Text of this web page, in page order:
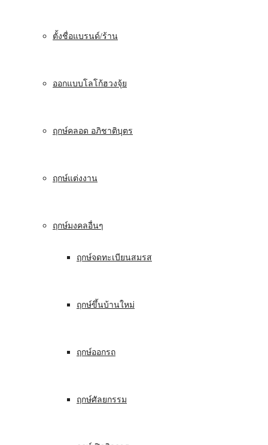
ตั้งชื่อแบรนด์/ร้าน
ออกแบบโลโก้ฮวงจุ้ย
ฤกษ์คลอด อภิชาติบุตร
ฤกษ์แต่งงาน
ฤกษ์มงคลอื่นๆ
ฤกษ์จดทะเบียนสมรส
ฤกษ์ขึ้นบ้านใหม่
ฤกษ์ออกรถ
ฤกษ์ศัลยกรรม